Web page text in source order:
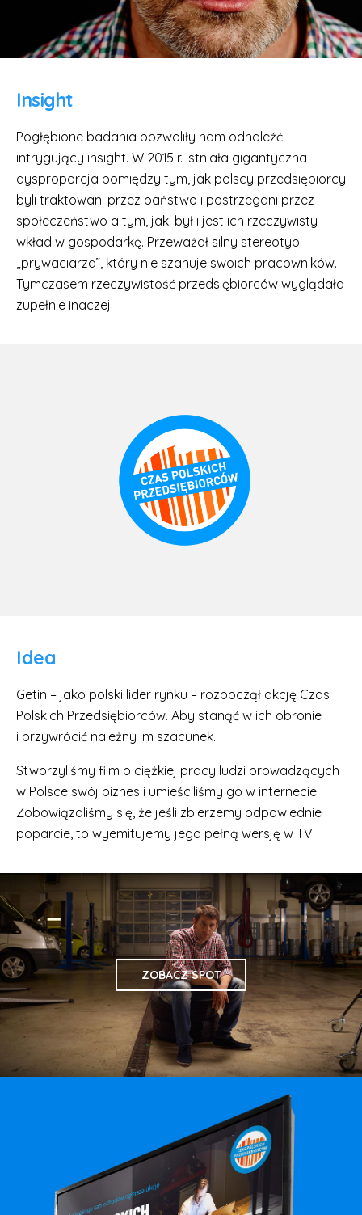
Insight
Pogłębione badania pozwoliły nam odnaleźć
intrygujący insight. W 2015 r. istniała gigantyczna
dysproporcja pomiędzy tym, jak polscy przedsiębiorcy
byli traktowani przez państwo i postrzegani przez
społeczeństwo a tym, jaki był i jest ich rzeczywisty
wkład w gospodarkę. Przeważał silny stereotyp
„prywaciarza”, który nie szanuje swoich pracowników.
Tymczasem rzeczywistość przedsiębiorców wyglądała
zupełnie inaczej.
Idea
Getin – jako polski lider rynku – rozpoczął akcję Czas
Polskich Przedsiębiorców. Aby stanąć w ich obronie
i przywrócić należny im szacunek.
Stworzyliśmy film o ciężkiej pracy ludzi prowadzących
w Polsce swój biznes i umieściliśmy go w internecie.
Zobowiązaliśmy się, że jeśli zbierzemy odpowiednie
poparcie, to wyemitujemy jego pełną wersję w TV.
ZOBACZ SPOT